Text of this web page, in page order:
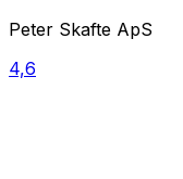
Peter Skafte ApS
4,6